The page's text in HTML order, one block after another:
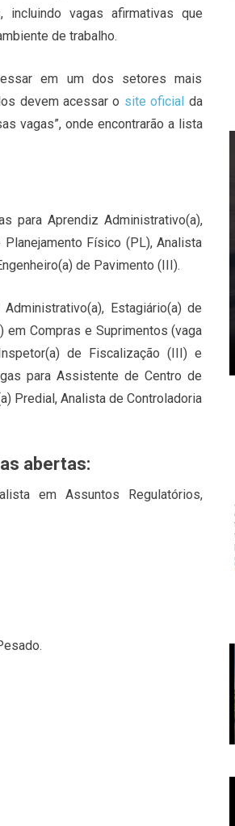
incluindo vagas afirmativas que
de trabalho.
em um dos setores mais
devem acessar o site oficial da
vagas”, onde encontrarão a lista
para Aprendiz Administrativo(a),
Físico (PL), Analista
de Pavimento (III).
Estagiário(a) de
em Compras e Suprimentos (vaga
de Fiscalização (III) e
para Assistente de Centro de
Predial, Analista de Controladoria
abertas:
em Assuntos Regulatórios,